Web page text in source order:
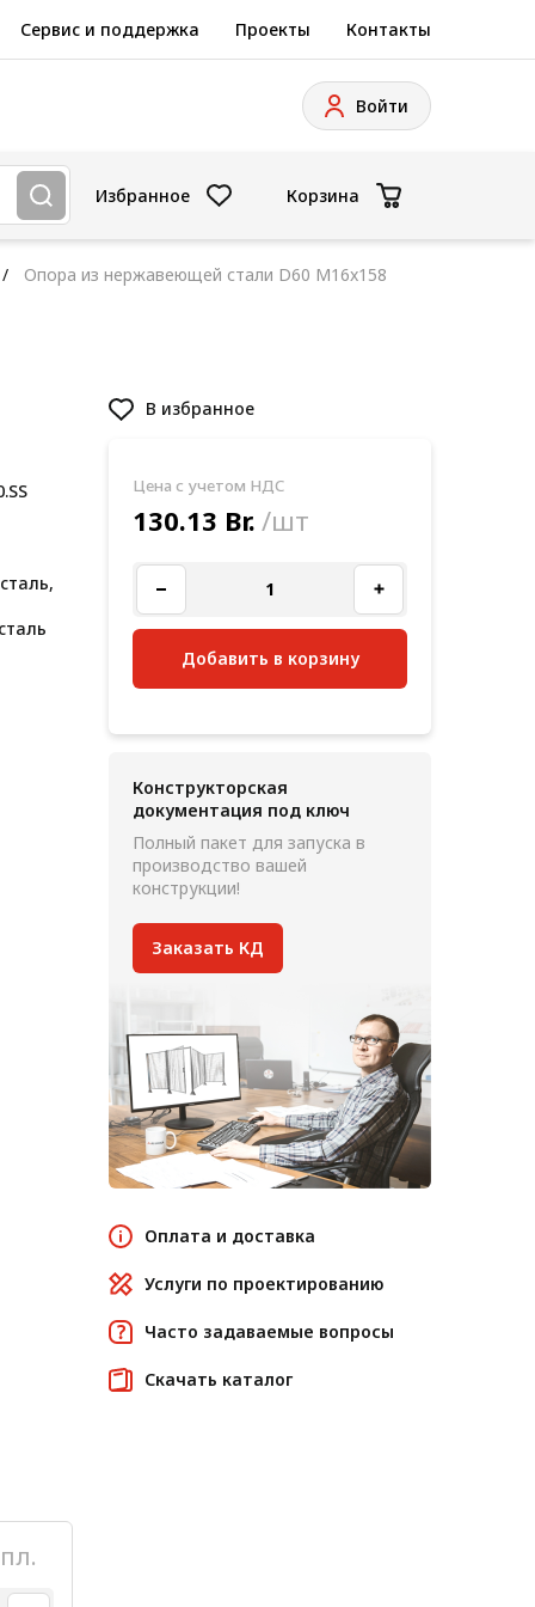
Сервис и поддержка Проекты Контакты
Войти
Избранное Корзина
Опора из нержавеющей стали D60 M16x158
В избранное
Цена с учетом НДС
130.13 Br. /шт
Добавить в корзину
Конструкторская
документация под ключ
Полный пакет для запуска в
производство вашей
конструкции!
Заказать КД
Оплата и доставка
Услуги по проектированию
Часто задаваемые вопросы
Скачать каталог